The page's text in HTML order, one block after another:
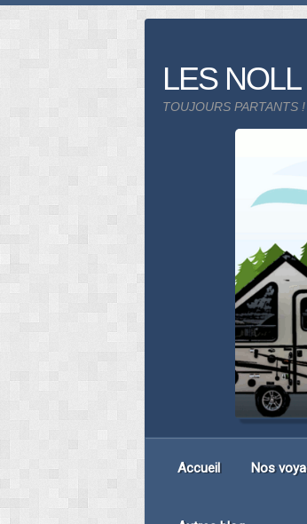
content
LES
TOUJOURS PARTANTS !
Accueil Nos